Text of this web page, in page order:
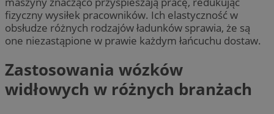
fizyczny wysiłek pracowników. Ich elastyczność w
obsłudze różnych rodzajów ładunków sprawia, że są
one niezastąpione w prawie każdym łańcuchu dostaw.
Zastosowania wózków
widłowych w różnych branżach